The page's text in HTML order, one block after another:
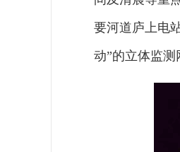
要河道庐上电
动”的立体监测